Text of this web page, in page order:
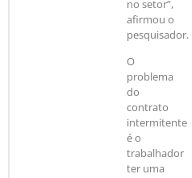
no setor”,
afirmou o
pesquisador.
O
problema
do
contrato
intermitente
é o
trabalhador
ter uma